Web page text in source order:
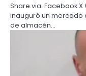
Share via: Facebook X
inauguró un mercado
de almacén…